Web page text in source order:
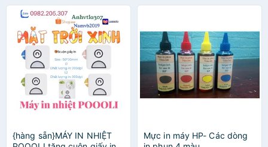
{hàng sẵn}MÁY IN NHIỆT
Mực in máy HP- Các dòng